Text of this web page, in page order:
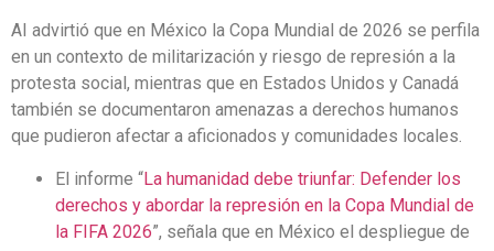
AI advirtió que en México la Copa Mundial de 2026 se perfila
en un contexto de militarización y riesgo de represión a la
protesta social, mientras que en Estados Unidos y Canadá
también se documentaron amenazas a derechos humanos
que pudieron afectar a aficionados y comunidades locales.
El informe “La humanidad debe triunfar: Defender los
derechos y abordar la represión en la Copa Mundial de
la FIFA 2026”, señala que en México el despliegue de